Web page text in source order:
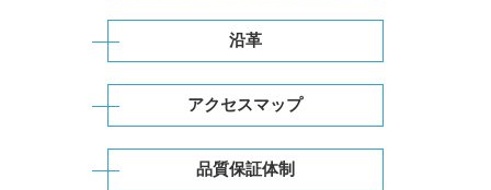
沿革
アクセスマップ
品質保証体制